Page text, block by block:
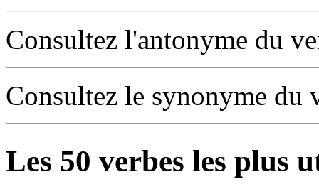
Consultez l'antonyme du
Consultez le synonyme du
Les 50 verbes les plus